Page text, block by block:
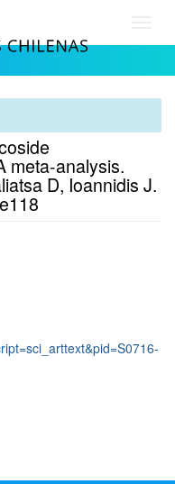
meta-analysis.
D, Ioannidis J.